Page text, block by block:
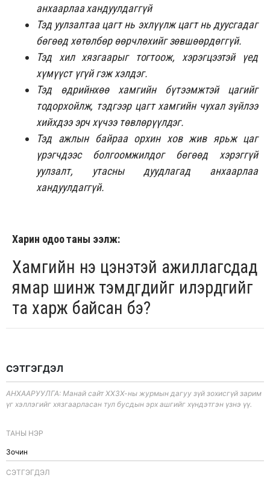
анхаарлаа хандуулдаггүй
Тэд уулзалтаа цагт нь эхлүүлж цагт нь дуусгадаг
бөгөөд хөтөлбөр өөрчлөхийг зөвшөөрдөггүй.
Тэд хил хязгаарыг тогтоож, хэрэгцээтэй үед
хүмүүст үгүй гэж хэлдэг.
Тэд өдрийнхөө хамгийн бүтээмжтэй цагийг
тодорхойлж, тэдгээр цагт хамгийн чухал зүйлээ
хийхдээ эрч хүчээ төвлөрүүлдэг.
Тэд ажлын байраа орхин хов жив ярьж цаг
үрэгчдээс болгоомжилдог бөгөөд хэрэггүй
уулзалт, утасны дуудлагад анхаарлаа
хандуулдаггүй.
Харин одоо таны ээлж:
Хамгийн үнэ цэнэтэй ажиллагсдад
ямар шинж тэмдгүүдийг илэрдгийг
та харж байсан бэ?
СЭТГЭГДЭЛ
АНХААРУУЛГА: Манай сайт ХХЗХ-ны журмын дагуу зүй зохисгүй зарим
үг хэллэгийг хязгаарласан тул бусдын эрх ашгийг хүндэтгэн үзнэ үү.
ТАНЫ НЭР
CЭТГЭГДЭЛ